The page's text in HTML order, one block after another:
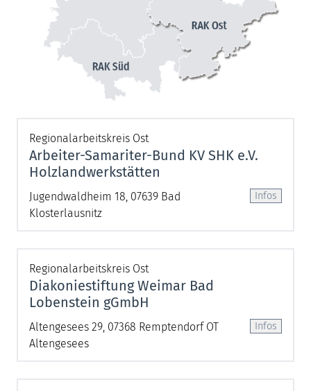
Regionalarbeitskreis Ost
Arbeiter-Samariter-Bund KV SHK e.V.
Holzlandwerkstätten
Jugendwaldheim 18, 07639 Bad
Klosterlausnitz
Regionalarbeitskreis Ost
Diakoniestiftung Weimar Bad
Lobenstein gGmbH
Altengesees 29, 07368 Remptendorf OT
Altengesees